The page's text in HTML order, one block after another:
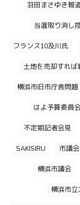
羽田まさゆき報
当選取り消し
フランス10及川氏
土地を売却すれ
横浜市旧市庁舎問題
はよ予算委員
不定期記者会見
SAKISIRU 市議
横浜市議会
横浜市立